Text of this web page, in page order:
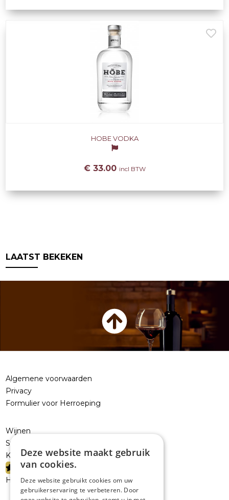
HOBE VODKA
€ 33.00 incl BTW
LAATST BEKEKEN
Algemene voorwaarden
Privacy
Formulier voor Herroeping
Wijnen
Sterke dranken
Kelderresten
PROMOTIES
Handelaars
Deze website maakt gebruik
van cookies.
Deze website gebruikt cookies om uw
gebruikerservaring te verbeteren. Door